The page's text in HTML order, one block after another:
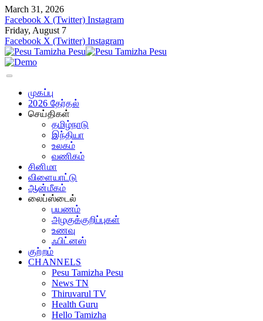
March 31, 2026
Facebook X (Twitter) Instagram
Friday, August 7
Facebook X (Twitter) Instagram
முகப்பு
2026 தேர்தல்
செய்திகள்
தமிழ்நாடு
இந்தியா
உலகம்
வணிகம்
சினிமா
விளையாட்டு
ஆன்மீகம்
லைப்ஸ்டைல்
பயணம்
அழகுக்குறிப்புகள்
உணவு
ஃபிட்னஸ்
குற்றம்
CHANNELS
Pesu Tamizha Pesu
News TN
Thiruvarul TV
Health Guru
Hello Tamizha